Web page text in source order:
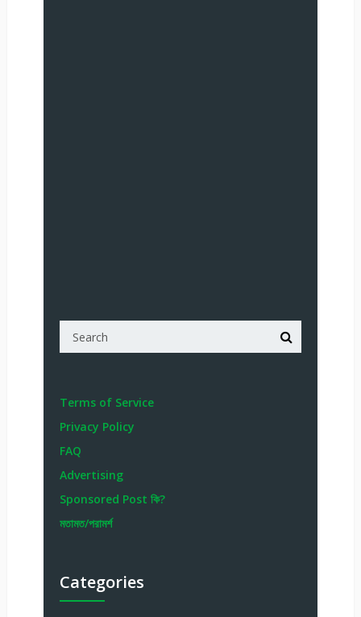
Terms of Service
Privacy Policy
FAQ
Advertising
Sponsored Post কি?
মতামত/পরামর্শ
Categories